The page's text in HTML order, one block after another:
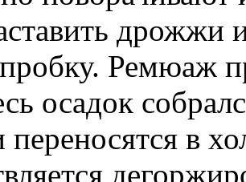
дрожжи
Ремюаж
осадок
переносятся в